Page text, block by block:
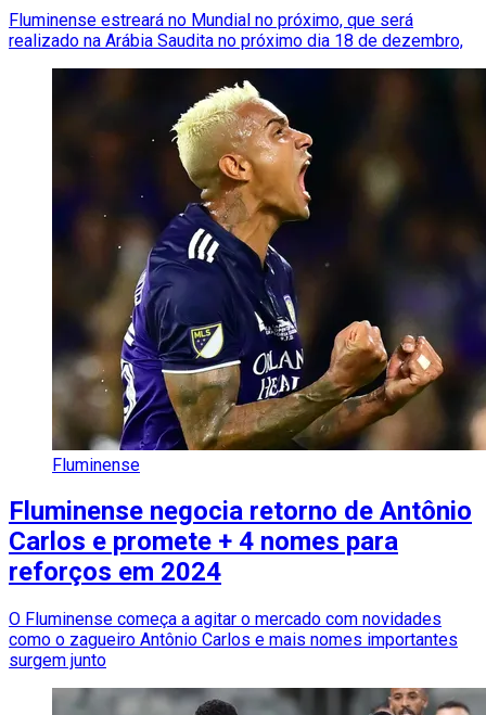
Fluminense estreará no Mundial no próximo, que será
realizado na Arábia Saudita no próximo dia 18 de dezembro,
Fluminense
Fluminense negocia retorno de Antônio
Carlos e promete + 4 nomes para
reforços em 2024
O Fluminense começa a agitar o mercado com novidades
como o zagueiro Antônio Carlos e mais nomes importantes
surgem junto